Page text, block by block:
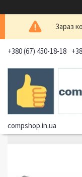
Зараз
+380 (67) 450-18-18
compshop.in.ua